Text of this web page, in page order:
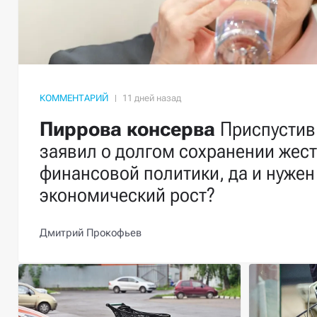
КОММЕНТАРИЙ
Пиррова консерва
заявил о долгом сохранении
финансовой политики, да и
экономический рост?
Дмитрий Прокофьев